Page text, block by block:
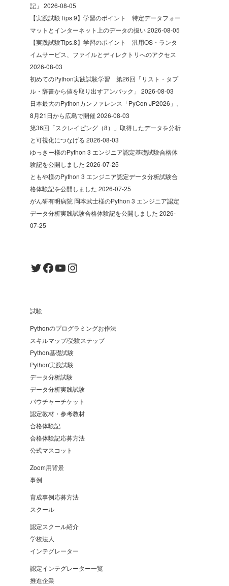
記」 2026-08-05
【実践試験Tips.9】学習のポイント 特定データフォー
マットとインターネット上のデータの扱い2026-08-05
【実践試験Tips.8】学習のポイント 汎用OS・ランタ
イムサービス、ファイルとディレクトリへのアクセス
2026-08-03
初めてのPython実践試験学習 第26回「リスト・タプ
ル・辞書から値を取り出すアンパック」 2026-08-03
日本最大のPythonカンファレンス「PyCon JP2026」、
8月21日から広島で開催2026-08-03
第36回「スクレイピング（8）」取得したデータを分析
と可視化につなげる 2026-08-03
ゆっきー様のPython 3 エンジニア認定基礎試験合格体
験記を公開しました 2026-07-25
ともや様のPython 3 エンジニア認定データ分析試験合
格体験記を公開しました 2026-07-25
がん研有明病院 岡本武士様のPython 3 エンジニア認定
データ分析実践試験合格体験記を公開しました 2026-
07-25
Twitter
Facebook
YouTube
Instagram
試験
Pythonのプログラミングお作法
スキルマップ/受験ステップ
Python基礎試験
Python実践試験
データ分析試験
データ分析実践試験
バウチャーチケット
認定教材・参考教材
合格体験記
合格体験記応募方法
公式マスコット
Zoom用背景
事例
育成事例応募方法
スクール
認定スクール紹介
学校法人
インテグレーター
認定インテグレーター一覧
推進企業